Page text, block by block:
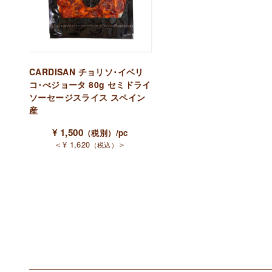
CARDISAN チョリソ･イベリ
コ･べジョータ 80g セミドライ
ソーセージスライス スペイン
産
¥1,500 （税別） /pc
＜ ¥ 1,620 （税込） ＞